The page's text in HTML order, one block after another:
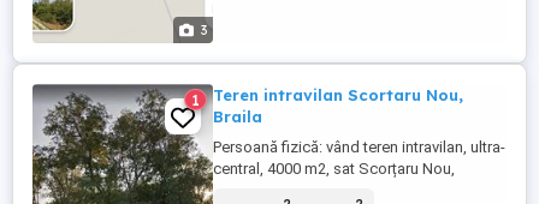
3
1
Teren intravilan Scortaru Nou,
Braila
Persoană fizică: vând teren intravilan, ultra-
central, 4000 m2, sat Scorțaru Nou,